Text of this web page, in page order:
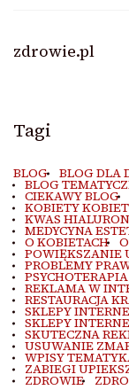
zdrowie.pl
Tagi
BLOG BLOG DLA
BLOG
CIEKAWY BLOG
KOBIETY
KWAS
MEDYCYNA
O KOBIETACH
POWIĘKSZANIE
PROBLEMY
REKLAMA W
RESTAURACJA
SKLEPY
SKLEPY
SKUTECZNA
USUWANIE
WPISY
ZABIEGI
ZDROWIE